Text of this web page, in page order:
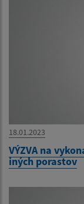
18.01.2023
VÝZVA na
iných porastov